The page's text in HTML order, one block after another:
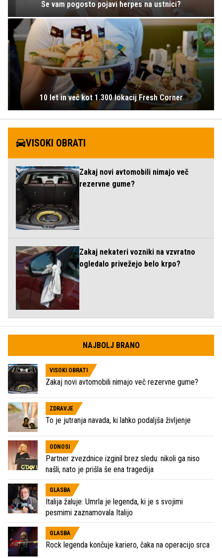
Se vam pogosto pojavi herpes na ustnici?
10 let in več kot 1.300 lokacij Fresh Corner
VISOKI OBRATI
Zakaj novi avtomobili nimajo več
rezervne gume?
Zakaj nekateri vozniki na vzvratno
ogledalo privežejo belo krpo?
NAJBOLJ BRANO
VISOKI OBRATI
Zakaj novi avtomobili nimajo več rezervne gume?
ZDRAVJE
To je jutranja navada, ki lahko podaljša življenje
ODNOSI
Partner zvezdnice izginil brez sledu: nikoli ga niso
našli, nato je prišla še ena tragedija
GLASBA
Italija žaluje: Umrla je legenda, ki je s svojimi
pesmimi zaznamovala Italijo
GLASBA
Rock legenda končuje kariero, čaka na operacijo srca